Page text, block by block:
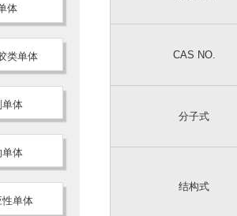
体
类单体
单体
体
单体
CAS NO.
分子式
结构式